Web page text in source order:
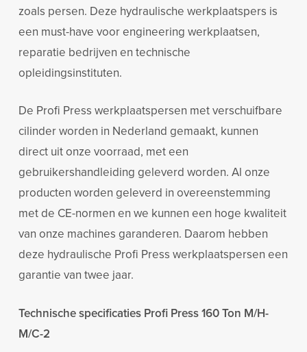
zoals persen. Deze hydraulische werkplaatspers is
een must-have voor engineering werkplaatsen,
reparatie bedrijven en technische
opleidingsinstituten.
De Profi Press werkplaatspersen met verschuifbare
cilinder worden in Nederland gemaakt, kunnen
direct uit onze voorraad, met een
gebruikershandleiding geleverd worden. Al onze
producten worden geleverd in overeenstemming
met de CE-normen en we kunnen een hoge kwaliteit
van onze machines garanderen. Daarom hebben
deze hydraulische Profi Press werkplaatspersen een
garantie van twee jaar.
Technische specificaties Profi Press 160 Ton M/H-
M/C-2